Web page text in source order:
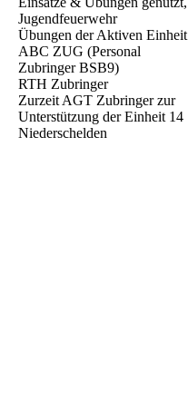
Jugendfeuerwehr
Übungen der Aktiven Einheit
ABC ZUG (Personal
Zubringer BSB9)
RTH Zubringer
Zurzeit AGT Zubringer zur
Unterstützung der Einheit 14
Niederschelden